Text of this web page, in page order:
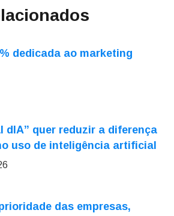
dedicada ao marketing
dIA” quer reduzir a diferença
uso de inteligência artificial
das empresas,